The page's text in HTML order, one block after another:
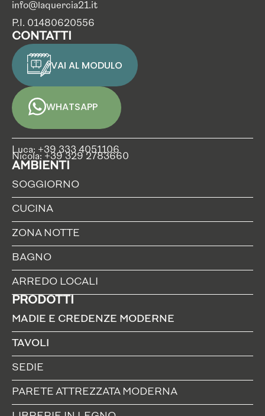
info@laquercia21.it
P.I. 01480620556
CONTATTI
VAI AL MODULO
WHATSAPP
Luca: +39 333 4051106
Nicola: +39 329 2783660
AMBIENTI
SOGGIORNO
CUCINA
ZONA NOTTE
BAGNO
ARREDO LOCALI
PRODOTTI
MADIE E CREDENZE MODERNE
TAVOLI
SEDIE
PARETE ATTREZZATA MODERNA